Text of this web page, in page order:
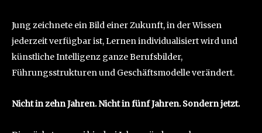
Jung zeichnete ein Bild einer Zukunft, in der Wissen
jederzeit verfügbar ist, Lernen individualisiert wird und
künstliche Intelligenz ganze Berufsbilder,
Führungsstrukturen und Geschäftsmodelle verändert.
Nicht in zehn Jahren. Nicht in fünf Jahren. Sondern jetzt.